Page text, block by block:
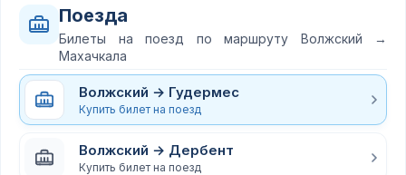
Поезда
Билеты на поезд по маршруту Волжский →
Махачкала
Волжский → Гудермес
Купить билет на поезд
Волжский → Дербент
Купить билет на поезд